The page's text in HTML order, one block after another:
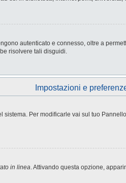
autenticato e connesso, oltre a
risolvere tali disguidi.
Impostazioni e
Per modificarle vai sul tuo
in linea. Attivando questa opzione,